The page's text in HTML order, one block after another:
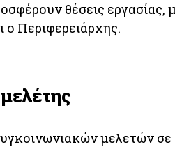
θέσεις εργασίας,
ο Περιφερειάρχης.
μελετών σε